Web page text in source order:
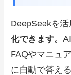
DeepSeekを活
化できます。
FAQやマニュ
に自動で答え